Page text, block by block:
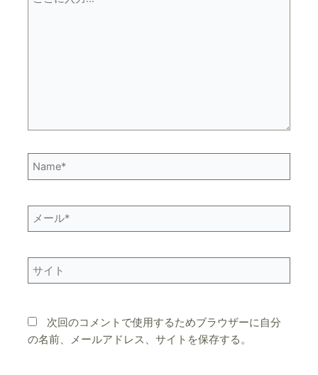
Name*
ー
サ
イ
次回のコメントで使用するためブラウザーに自分
の名前、メールアドレス、サイトを保存する。